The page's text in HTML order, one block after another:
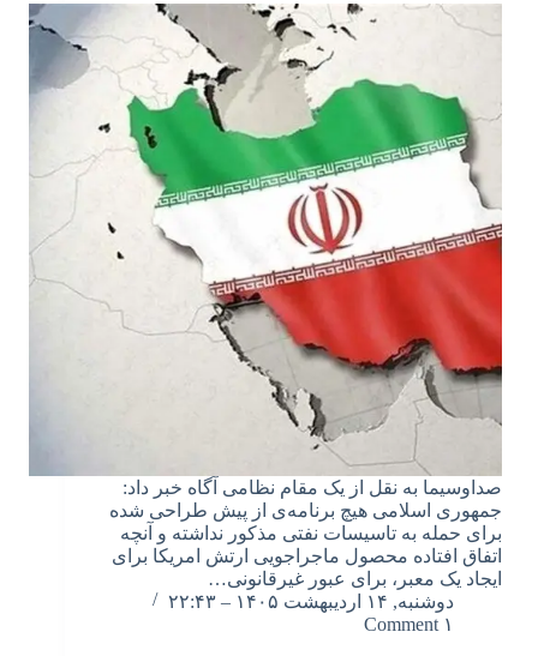
صداوسیما به نقل از یک مقام نظامی آگاه خبر داد:
جمهوری اسلامی هیچ برنامه‌ی از پیش طراحی شده
برای حمله به تاسیسات نفتی مذکور نداشته و آنچه
اتفاق افتاده محصول ماجراجویی ارتش امریکا برای
ایجاد یک معبر، برای عبور غیرقانونی…
دوشنبه, ۱۴ اردیبهشت ۱۴۰۵ – ۲۲:۴۳
۱ Comment